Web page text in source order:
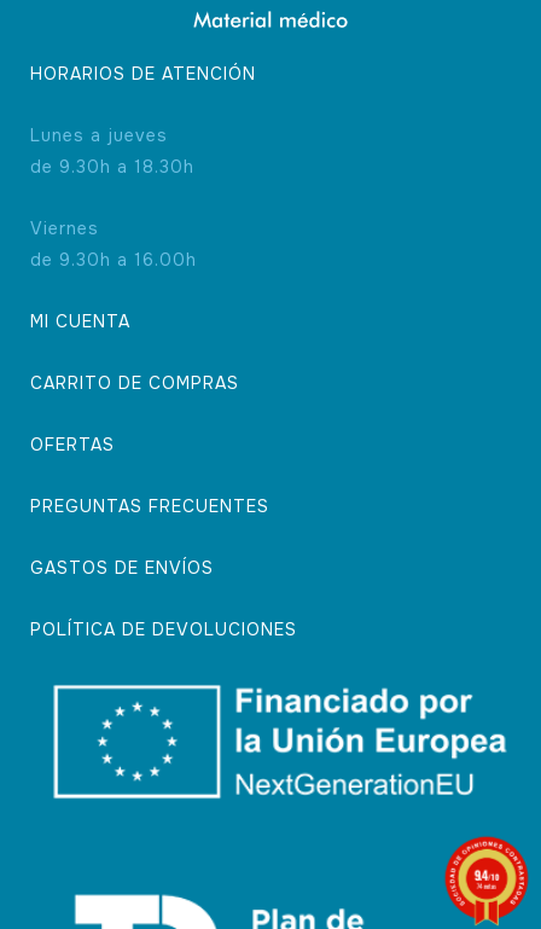
HORARIOS DE ATENCIÓN
Lunes a jueves
de 9.30h a 18.30h
Viernes
de 9.30h a 16.00h
MI CUENTA
CARRITO DE COMPRAS
OFERTAS
PREGUNTAS FRECUENTES
GASTOS DE ENVÍOS
POLÍTICA DE DEVOLUCIONES
9.4/10
74 notas